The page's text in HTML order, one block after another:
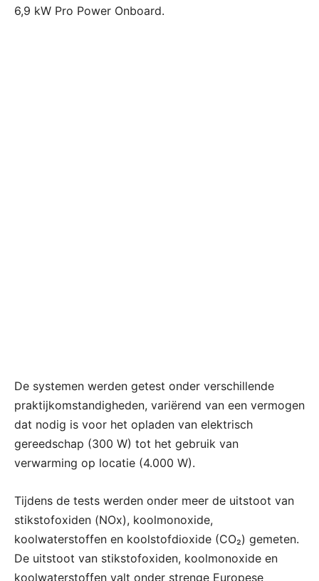
6,9 kW Pro Power Onboard.
De systemen werden getest onder verschillende
praktijkomstandigheden, variërend van een vermogen
dat nodig is voor het opladen van elektrisch
gereedschap (300 W) tot het gebruik van
verwarming op locatie (4.000 W).
Tijdens de tests werden onder meer de uitstoot van
stikstofoxiden (NOx), koolmonoxide,
koolwaterstoffen en koolstofdioxide (CO₂) gemeten.
De uitstoot van stikstofoxiden, koolmonoxide en
koolwaterstoffen valt onder strenge Europese